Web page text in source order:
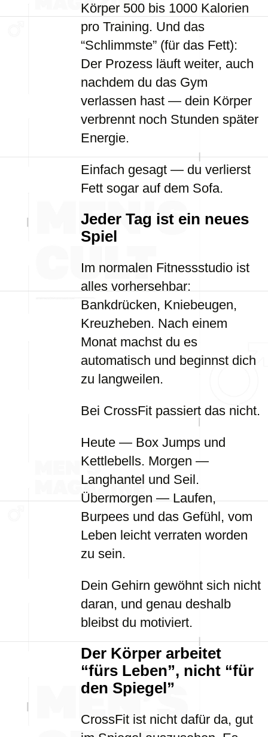
Körper 500 bis 1000 Kalorien
pro Training. Und das
“Schlimmste” (für das Fett):
Der Prozess läuft weiter, auch
nachdem du das Gym
verlassen hast — dein Körper
verbrennt noch Stunden später
Energie.
Einfach gesagt — du verlierst
Fett sogar auf dem Sofa.
Jeder Tag ist ein neues
Spiel
Im normalen Fitnessstudio ist
alles vorhersehbar:
Bankdrücken, Kniebeugen,
Kreuzheben. Nach einem
Monat machst du es
automatisch und beginnst dich
zu langweilen.
Bei CrossFit passiert das nicht.
Heute — Box Jumps und
Kettlebells. Morgen —
Langhantel und Seil.
Übermorgen — Laufen,
Burpees und das Gefühl, vom
Leben leicht verraten worden
zu sein.
Dein Gehirn gewöhnt sich nicht
daran, und genau deshalb
bleibst du motiviert.
Der Körper arbeitet
“fürs Leben”, nicht “für
den Spiegel”
CrossFit ist nicht dafür da, gut